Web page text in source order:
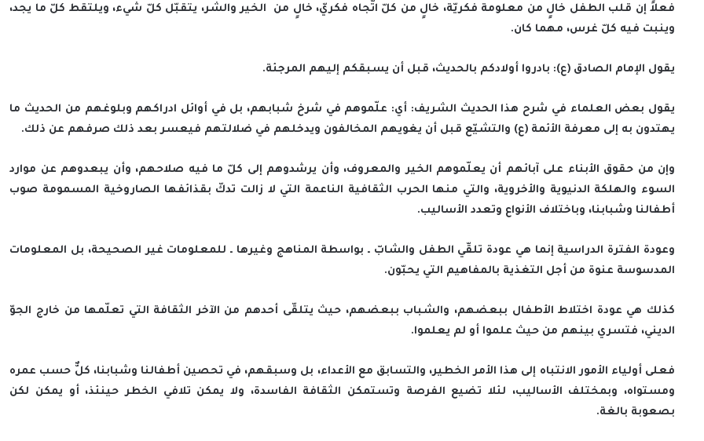
فعلاً إن قلب الطفل خالٍ من معلومة فكريّة، خالٍ من كلّ اتّجاه فكريّ، خالٍ من الخير والشر، يتقبّل كلّ شيء، ويلتقط كلّ ما يجد،
وينبت فيه كلّ غرس، مهما كان.
يقول الإمام الصادق (ع): بادروا أولادكم بالحديث، قبل أن يسبقكم إليهم المرجئة.
يقول بعض العلماء في شرح هذا الحديث الشريف: أي: علّموهم في شرخ شبابهم، بل في أوائل ادراكهم وبلوغهم من الحديث ما
يهتدون به إلى معرفة الأئمة (ع) والتشيّع قبل أن يغويهم المخالفون ويدخلهم في ضلالتهم فيعسر بعد ذلك صرفهم عن ذلك.
وإن من حقوق الأبناء على آبائهم أن يعلّموهم الخير والمعروف، وأن يرشدوهم إلى كلّ ما فيه صلاحهم، وأن يبعدوهم عن موارد
السوء والهلكة الدنيوية والأخروية، والتي منها الحرب الثقافية الناعمة التي لا زالت تدكّ بقذائفها الصاروخية المسمومة صوب
أطفالنا وشبابنا، وباختلاف الأنواع وتعدد الأساليب.
وعودة الفترة الدراسية إنما هي عودة تلقّي الطفل والشابّ ـ بواسطة المناهج وغيرها ـ للمعلومات غير الصحيحة، بل المعلومات
المدسوسة عنوة من أجل التغذية بالمفاهيم التي يحبّون.
كذلك هي عودة اختلاط الأطفال ببعضهم، والشباب ببعضهم، حيث يتلقّى أحدهم من الآخر الثقافة التي تعلّمها من خارج الجوّ
الديني، فتسري بينهم من حيث علموا أو لم يعلموا.
فعلى أولياء الأمور الانتباه إلى هذا الأمر الخطير، والتسابق مع الأعداء، بل وسبقهم، في تحصين أطفالنا وشبابنا، كلٌّ حسب عمره
ومستواه، وبمختلف الأساليب، لئلا تضيع الفرصة وتستمكن الثقافة الفاسدة، ولا يمكن تلافي الخطر حينئذ، أو يمكن لكن
بصعوبة بالغة.